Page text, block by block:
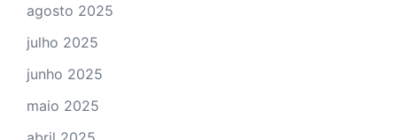
agosto 2025
julho 2025
junho 2025
maio 2025